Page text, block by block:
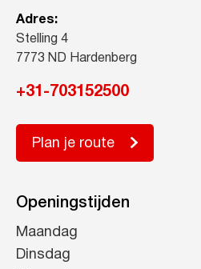
Adres:
Stelling 4
7773 ND Hardenberg
+31-703152500
Plan je route
Openingstijden
Maandag
Dinsdag